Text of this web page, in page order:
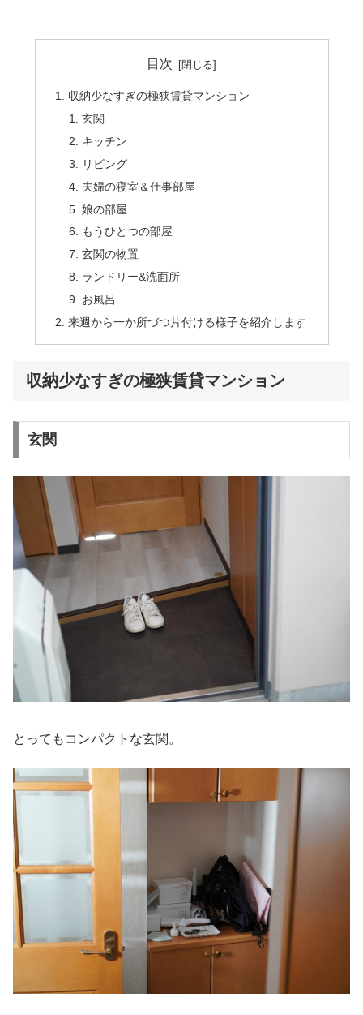
目次
収納少なすぎの極狭賃貸マンション
玄関
キッチン
リビング
夫婦の寝室＆仕事部屋
娘の部屋
もうひとつの部屋
玄関の物置
ランドリー&洗面所
お風呂
来週から一か所づつ片付ける様子を紹介します
収納少なすぎの極狭賃貸マンション
玄関
とってもコンパクトな玄関。